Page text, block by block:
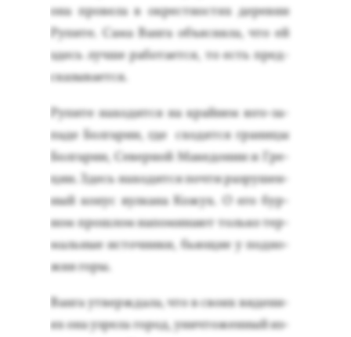
она про­вела в ок­рес­тнос­тях де­рев­ни
Ру­пите. Са­ма Ван­га объ­яс­ня­ла, что ей
здесь луч­ше ра­бота­ет­ся, то есть пред­
ска­зыва­ет­ся.
Ру­пите на­ходит­ся на край­нем юго-за­
паде Бол­га­рии, где схо­дят­ся гра­ницы
Бол­га­рии, Се­вер­ной Ма­кедо­нии и Гре­
ции. Здесь на­ходит­ся поч­ти раз­ру­шен­
ный ко­нус вул­ка­на Ко­жух. О его бур­
ном прош­лом на­поми­на­ют толь­ко тер­
маль­ные ис­точни­ки, бь­ющие у под­но­
жия го­ры.
Ван­га ут­вер­жда­ла, что в сво­их ви­дени­
ях она уз­ре­ла го­род, унич­то­жен­ный из­